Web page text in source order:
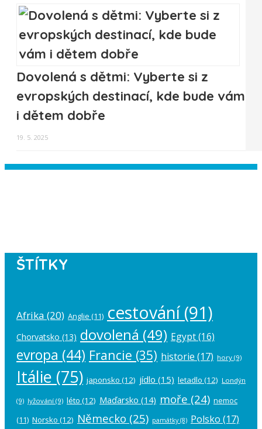
Dovolená s dětmi: Vyberte si z
evropských destinací, kde bude vám
i dětem dobře
19. 5. 2025
ŠTÍTKY
Afrika (20) Anglie (11) cestování(91)
Chorvatsko (13) dovolená (49) Egypt(16)
evropa (44) Francie (35) historie (17) hory (9)
Itálie (75) japonsko (12) jídlo (15) letadlo (12) Londýn
(9) lyžování (9) léto (12) Maďarsko (14) moře (24) nemoc
(11) Norsko (12) Německo (25) památky(8) Polsko (17)